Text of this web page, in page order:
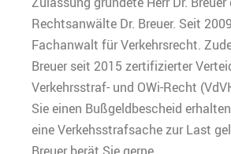
Rechtsanwälte Dr. Breuer. Seit
Fachanwalt für Verkehrsrecht.
Breuer seit 2015 zertifizierter
Verkehrsstraf- und OWi-Recht
Sie einen Bußgeldbescheid
eine Verkehsstrafsache zur Last